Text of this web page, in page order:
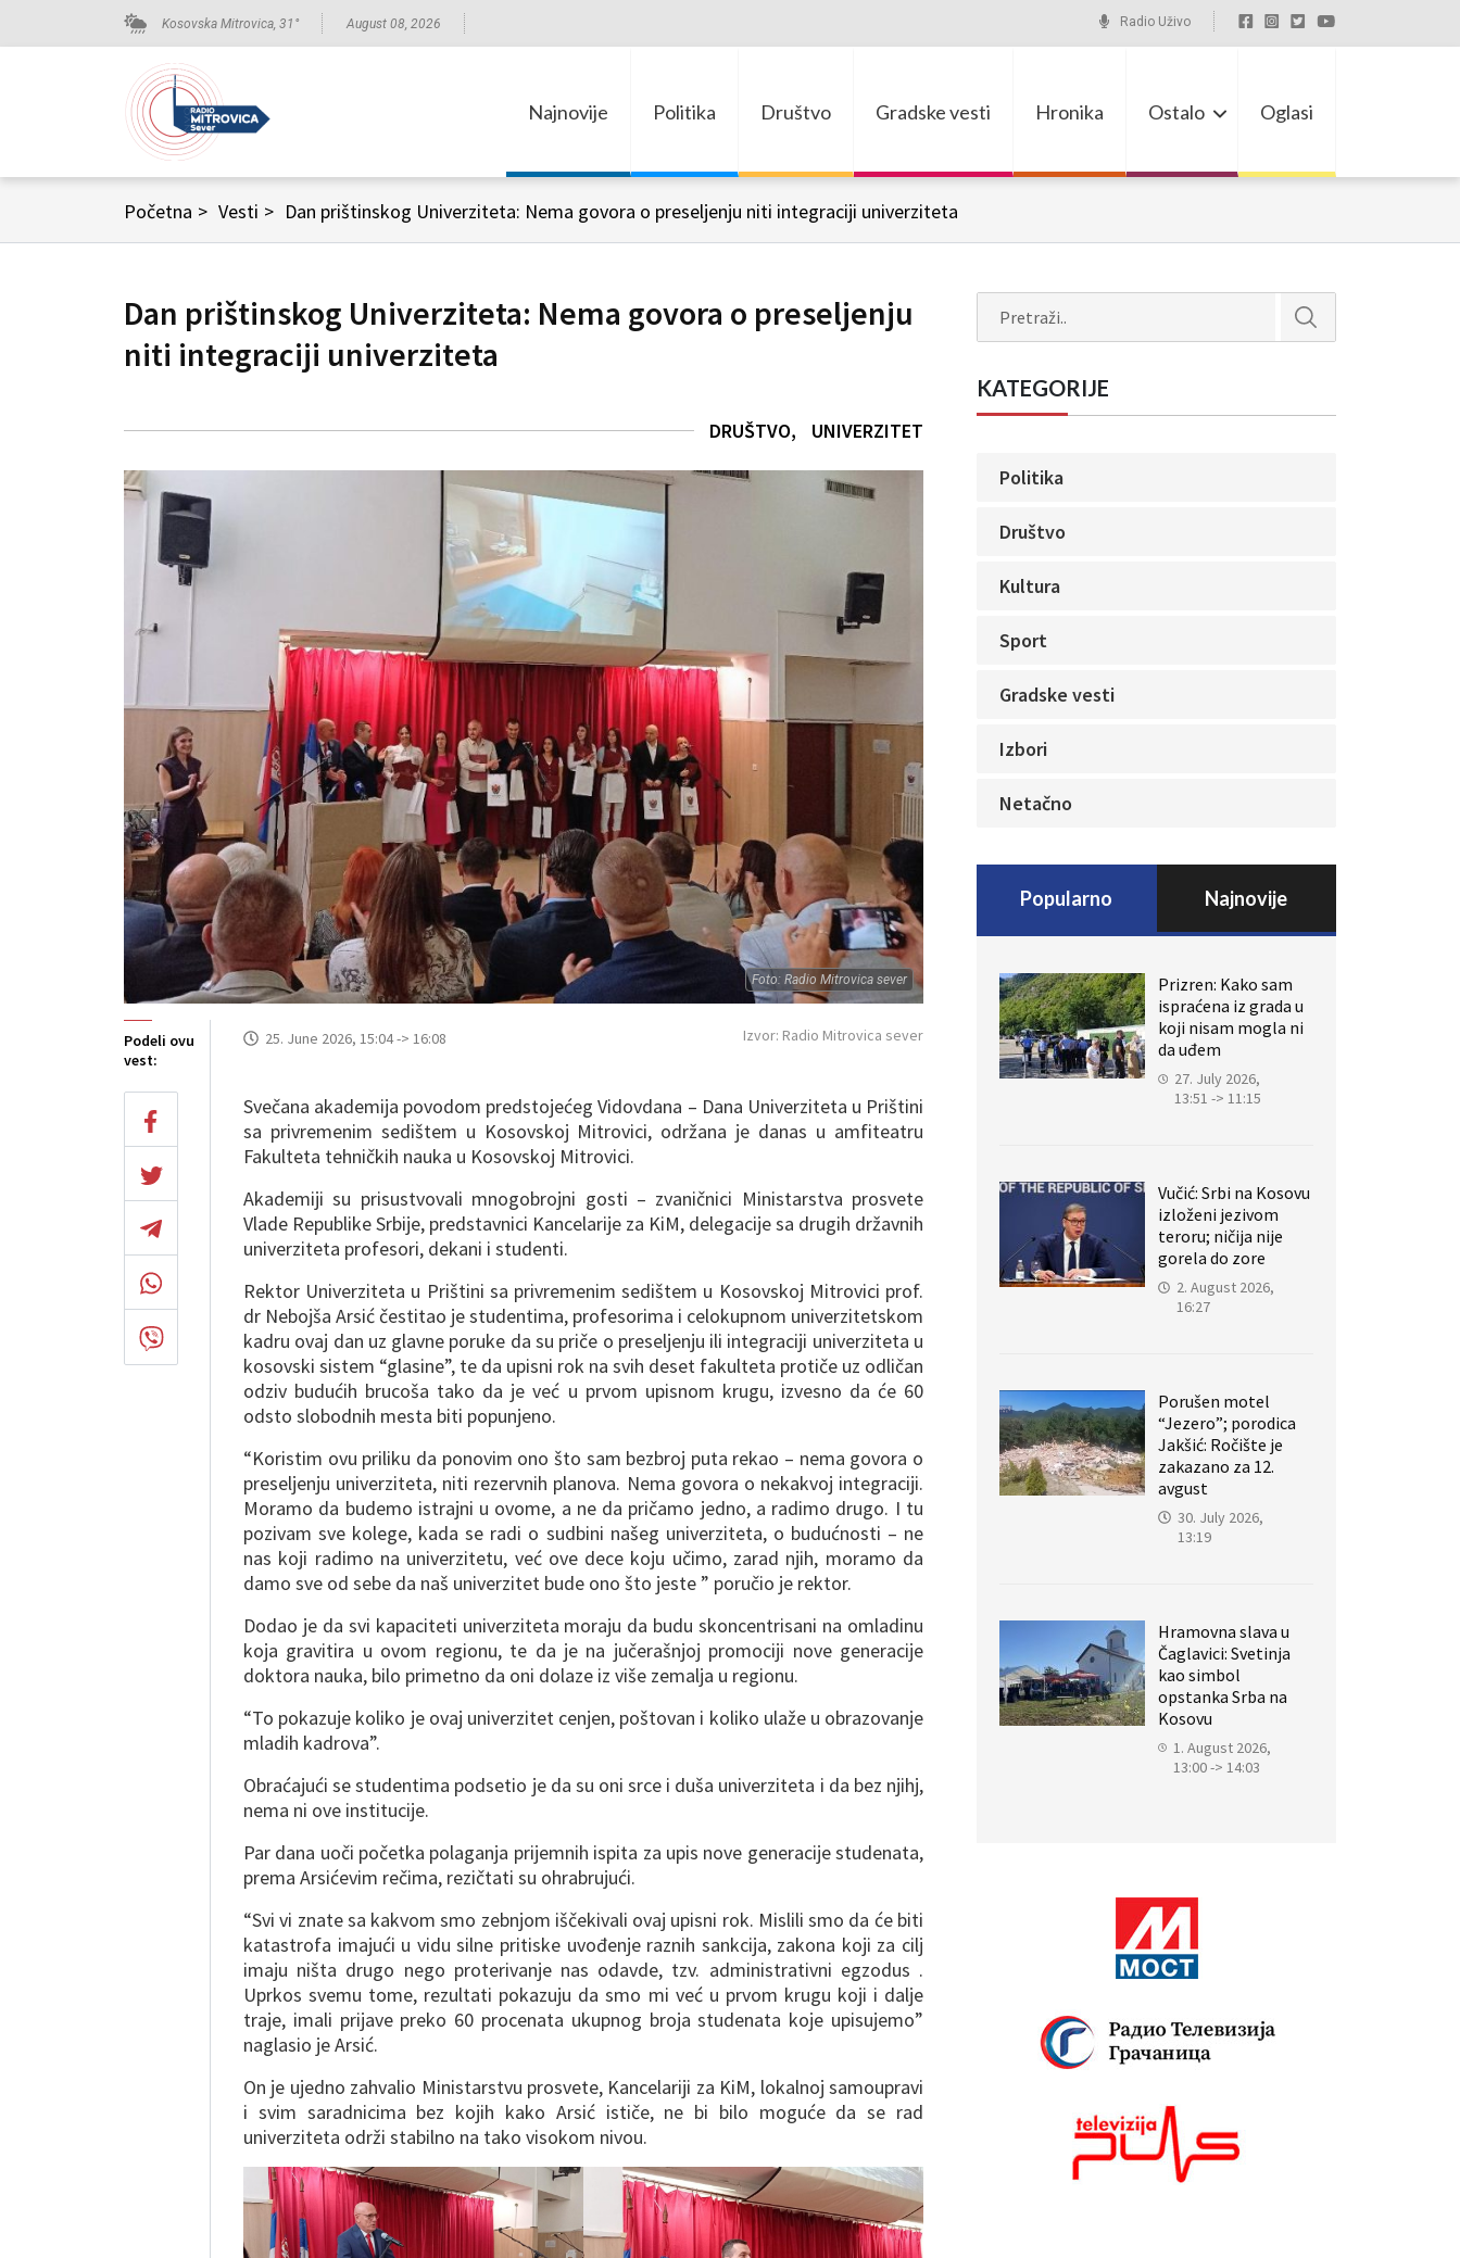
Kosovska Mitrovica, 31 ° August 08, 2026 Radio Uživo
Najnovije Politika Društvo Gradske vesti Hronika Ostalo Oglasi
Početna > Vesti > Dan prištinskog Univerziteta: Nema govora o preseljenju niti integraciji univerziteta
Dan prištinskog Univerziteta: Nema govora o preseljenju
niti integraciji univerziteta
DRUŠTVO UNIVERZITET
Foto: Radio Mitrovica sever
Podeli ovu
vest:
25. June 2026, 15:04 -> 16:08 Izvor: Radio Mitrovica sever
Svečana akademija povodom predstojećeg Vidovdana – Dana Univerziteta u Prištini
sa privremenim sedištem u Kosovskoj Mitrovici, održana je danas u amfiteatru
Fakulteta tehničkih nauka u Kosovskoj Mitrovici.
Akademiji su prisustvovali mnogobrojni gosti – zvaničnici Ministarstva prosvete
Vlade Republike Srbije, predstavnici Kancelarije za KiM, delegacije sa drugih državnih
univerziteta profesori, dekani i studenti.
Rektor Univerziteta u Prištini sa privremenim sedištem u Kosovskoj Mitrovici prof.
dr Nebojša Arsić čestitao je studentima, profesorima i celokupnom univerzitetskom
kadru ovaj dan uz glavne poruke da su priče o preseljenju ili integraciji univerziteta u
kosovski sistem “glasine”, te da upisni rok na svih deset fakulteta protiče uz odličan
odziv budućih brucoša tako da je već u prvom upisnom krugu, izvesno da će 60
odsto slobodnih mesta biti popunjeno.
“Koristim ovu priliku da ponovim ono što sam bezbroj puta rekao – nema govora o
preseljenju univerziteta, niti rezervnih planova. Nema govora o nekakvoj integraciji.
Moramo da budemo istrajni u ovome, a ne da pričamo jedno, a radimo drugo. I tu
pozivam sve kolege, kada se radi o sudbini našeg univerziteta, o budućnosti – ne
nas koji radimo na univerzitetu, već ove dece koju učimo, zarad njih, moramo da
damo sve od sebe da naš univerzitet bude ono što jeste ” poručio je rektor.
Dodao je da svi kapaciteti univerziteta moraju da budu skoncentrisani na omladinu
koja gravitira u ovom regionu, te da je na jučerašnjoj promociji nove generacije
doktora nauka, bilo primetno da oni dolaze iz više zemalja u regionu.
“To pokazuje koliko je ovaj univerzitet cenjen, poštovan i koliko ulaže u obrazovanje
mladih kadrova”.
Obraćajući se studentima podsetio je da su oni srce i duša univerziteta i da bez njihj,
nema ni ove institucije.
Par dana uoči početka polaganja prijemnih ispita za upis nove generacije studenata,
prema Arsićevim rečima, rezičtati su ohrabrujući.
“Svi vi znate sa kakvom smo zebnjom iščekivali ovaj upisni rok. Mislili smo da će biti
katastrofa imajući u vidu silne pritiske uvođenje raznih sankcija, zakona koji za cilj
imaju ništa drugo nego proterivanje nas odavde, tzv. administrativni egzodus .
Uprkos svemu tome, rezultati pokazuju da smo mi već u prvom krugu koji i dalje
traje, imali prijave preko 60 procenata ukupnog broja studenata koje upisujemo”
naglasio je Arsić.
On je ujedno zahvalio Ministarstvu prosvete, Kancelariji za KiM, lokalnoj samoupravi
i svim saradnicima bez kojih kako Arsić ističe, ne bi bilo moguće da se rad
univerziteta održi stabilno na tako visokom nivou.
KATEGORIJE
Politika
Društvo
Kultura
Sport
Gradske vesti
Izbori
Netačno
Popularno Najnovije
Prizren: Kako sam
ispraćena iz grada u
koji nisam mogla ni
da uđem
27. July 2026,
13:51 -> 11:15
Vučić: Srbi na Kosovu
izloženi jezivom
teroru; ničija nije
gorela do zore
2. August 2026,
16:27
Porušen motel
“Jezero”; porodica
Jakšić: Ročište je
zakazano za 12.
avgust
30. July 2026,
13:19
Hramovna slava u
Čaglavici: Svetinja
kao simbol
opstanka Srba na
Kosovu
1. August 2026,
13:00 -> 14:03